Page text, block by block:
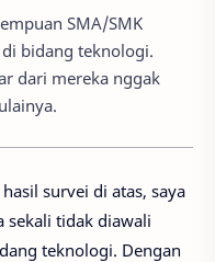
SMA/SMK
bidang teknologi.
dari mereka nggak
survei di atas, saya
sekali tidak diawali
teknologi. Dengan